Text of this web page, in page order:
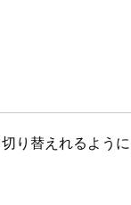
り替えれるように